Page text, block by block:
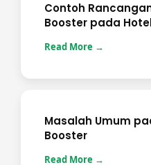
Contoh
Booster pada
Read More →
Masalah Umum
Booster
Read More →